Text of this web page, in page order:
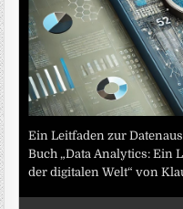
Ein Leitfaden zur
Buch „Data Analytics: Ein
der digitalen Welt“ von